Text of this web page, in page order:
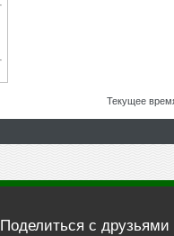
Текущее
Поделиться с друзьями